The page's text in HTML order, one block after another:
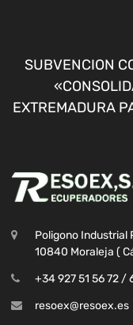
SUBVENCION
EXTREMADURA
Poligono Industrial
10840 Moraleja (
+34 927 51 56 72 /
resoex@resoex.es